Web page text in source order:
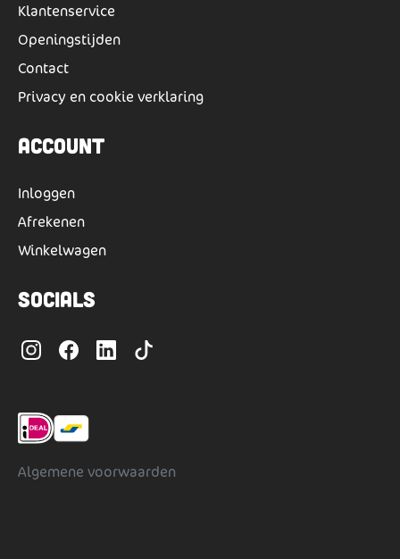
Klantenservice
Openingstijden
Contact
Privacy en cookie verklaring
Account
Inloggen
Afrekenen
Winkelwagen
Socials
Algemene voorwaarden